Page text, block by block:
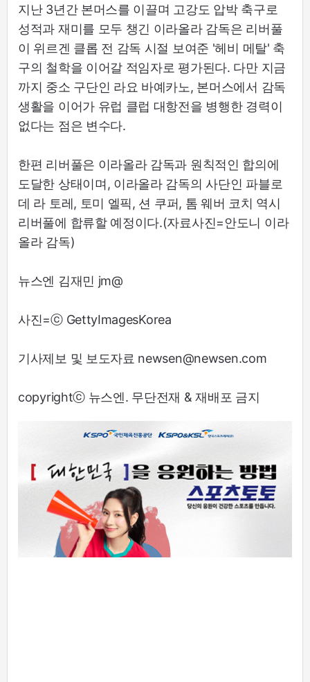
지난 3년간 본머스를 이끌며 고강도 압박 축구로
성적과 재미를 모두 챙긴 이라올라 감독은 리버풀
이 위르겐 클롭 전 감독 시절 보여준 '헤비 메탈' 축
구의 철학을 이어갈 적임자로 평가된다. 다만 지금
까지 중소 구단인 라요 바예카노, 본머스에서 감독
생활을 이어가 유럽 클럽 대항전을 병행한 경력이
없다는 점은 변수다.
한편 리버풀은 이라올라 감독과 원칙적인 합의에
도달한 상태이며, 이라올라 감독의 사단인 파블로
데 라 토레, 토미 엘픽, 션 쿠퍼, 톰 웨버 코치 역시
리버풀에 합류할 예정이다.(자료사진=안도니 이라
올라 감독)
뉴스엔 김재민 jm@
사진=ⓒ GettyImagesKorea
기사제보 및 보도자료 newsen@newsen.com
copyrightⓒ 뉴스엔. 무단전재 & 재배포 금지